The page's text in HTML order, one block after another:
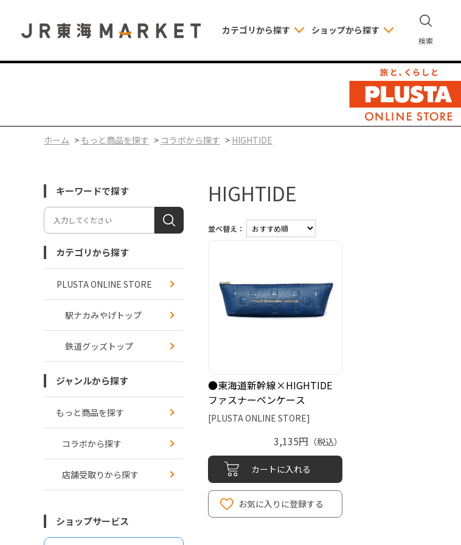
カテゴリから探す ショップから探す
検索
ホーム > もっと商品を探す > コラボから探す > HIGHTIDE
キーワードで探す
カテゴリから探す
PLUSTA ONLINE STORE
駅ナカみやげトップ
鉄道グッズトップ
ジャンルから探す
もっと商品を探す
コラボから探す
店舗受取りから探す
ショップサービス
HIGHTIDE
並べ替え：
●東海道新幹線×HIGHTIDE
ファスナーペンケース
[PLUSTA ONLINE STORE]
3,135円 （税込）
カートに入れる
お気に入りに登録する